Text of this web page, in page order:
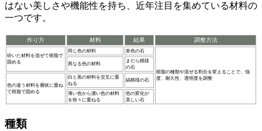
はない美しさや機能性を持ち、近年注目を集めている材料の
一つです。
作り方 材料 結果 調整方法
砕いた材料を混ぜて樹脂で
固める
同じ色の材料 単色の石
樹脂の種類や混ぜる割合を変えることで、強
度、耐久性、透明度を調整
異なる色の材料
まだら模様
の石
色の違う材料を層状に重ね
て樹脂で固める
白と黒の材料を交互に重
ねる
縞模様の石
薄い色から濃い色の材料
を徐々に重ねる
色の変化が
美しい石
種類